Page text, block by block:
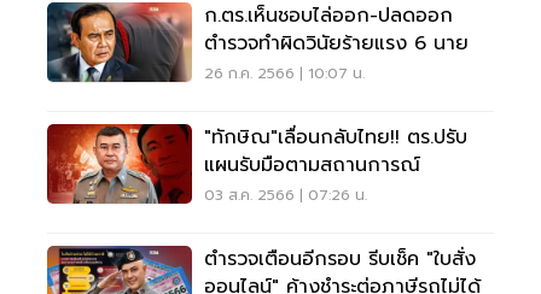
ก.ตร.เห็นชอบไล่ออก-ปลดออก
ตำรวจทำผิดวินัยร้ายแรง 6 นาย
26 ก.ค. 2566 | 10:07 น.
"ทักษิณ"เลื่อนกลับไทย!! ตร.ปรับ
แผนรับมือตามสถานการณ์
03 ส.ค. 2566 | 07:26 น.
ตำรวจเตือนอีกรอบ รีบเช็ค "ใบสั่ง
ออนไลน์" ค้างชำระต่อภาษีรถไม่ได้